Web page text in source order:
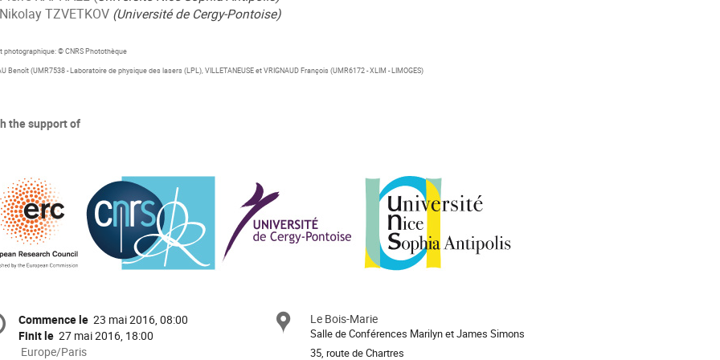
TZVETKOV (Université de Cergy-Pontoise)
photographique: © CNRS Photothèque
Benoît (UMR7538 - Laboratoire de physique des lasers (LPL), VILLETANEUSE et VRIGNAUD François (UMR6172 - XLIM - LIMOGES)
the support of
Date/Heure
Commence le 23 mai 2016, 08:00
Finit le 27 mai 2016, 18:00
Toutes
Europe/Paris
Site
Le Bois-Marie
Salle de Conférences Marilyn et James Simons
35, route de Chartres